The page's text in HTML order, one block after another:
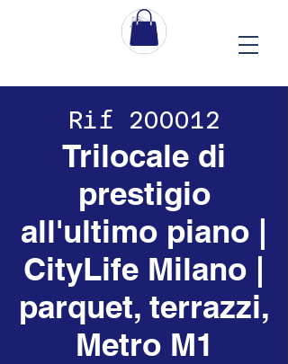
Rif 200012
Trilocale di
prestigio
all'ultimo piano |
CityLife Milano |
parquet, terrazzi,
Metro M1